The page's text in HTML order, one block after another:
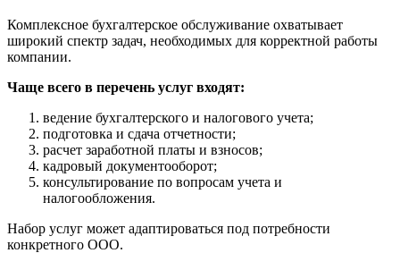
Комплексное бухгалтерское обслуживание охватывает
широкий спектр задач, необходимых для корректной работы
компании.
Чаще всего в перечень услуг входят:
ведение бухгалтерского и налогового учета;
подготовка и сдача отчетности;
расчет заработной платы и взносов;
кадровый документооборот;
консультирование по вопросам учета и
налогообложения.
Набор услуг может адаптироваться под потребности
конкретного ООО.